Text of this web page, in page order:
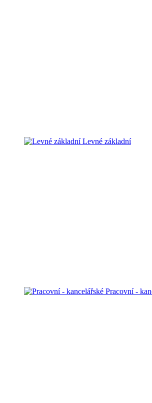
Levné základní
Pracovní -